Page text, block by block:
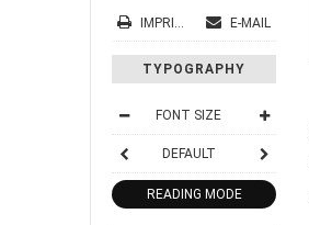
IMPRIMER E-MAIL
TYPOGRAPHY
FONT SIZE
DEFAULT
READING MODE